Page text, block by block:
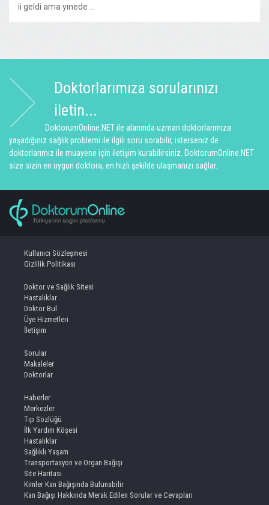
ii geldi ama yınede ...
Doktorlarımıza sorularınızı
iletin...
DoktorumOnline.NET ile alanında uzman doktorlarımıza
yaşadığınız sağlık problemi ile ilgili soru sorabilir, isterseniz de
doktorlarımız ile muayene için iletişim kurabilirsiniz. DoktorumOnline.NET
size sizin en uygun doktora, en hızlı şekilde ulaşmanızı sağlar.
Kullanıcı Sözleşmesi
Gizlilik Politikası
Doktor ve Sağlık Sitesi
Hastalıklar
Doktor Bul
Üye Hizmetleri
İletişim
Sorular
Makaleler
Doktorlar
Haberler
Merkezler
Tıp Sözlüğü
İlk Yardım Köşesi
Hastalıklar
Sağlıklı Yaşam
Transportasyon ve Organ Bağışı
Site Haritası
Kimler Kan Bağışında Bulunabilir
Kan Bağışı Hakkında Merak Edilen Sorular ve Cevapları